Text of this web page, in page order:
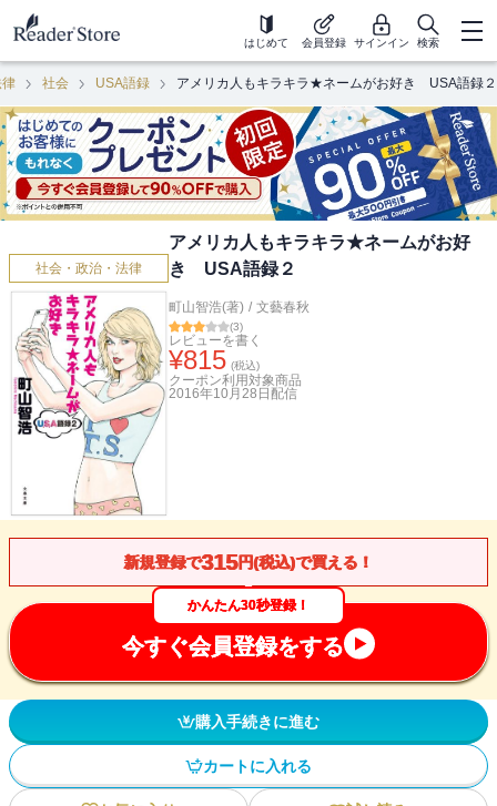
はじめて 会員登録 サインイン 検索
社会 USA語録 アメリカ人もキラキラ★ネームがお好き USA語録２
社会・政治・法律
アメリカ人もキラキラ★ネームがお好
き USA語録２
町山智浩(著) / 文藝春秋
(3)
レビューを書く
¥815 (税込)
クーポン利用対象商品
2016年10月28日 配信
新規登録で315円(税込)で買える！
かんたん30秒登録！
今すぐ会員登録をする
購入手続きに進む
カートに入れる